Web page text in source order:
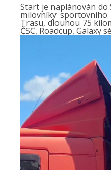
Start je naplánován do
milovníky
Trasu, dlouhou 75
ČSC, Roadcup, Galaxy